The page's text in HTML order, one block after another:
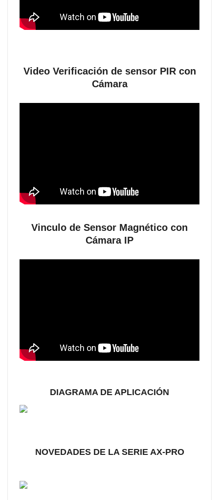
Video Verificación de sensor PIR con
Cámara
Vinculo de Sensor Magnético con
Cámara IP
DIAGRAMA DE APLICACIÓN
NOVEDADES DE LA SERIE AX-PRO